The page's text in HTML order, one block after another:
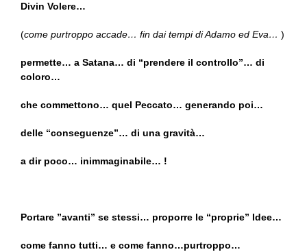
Divin Volere…
(come purtroppo accade… fin dai tempi di Adamo ed Eva… )
permette… a Satana… di “prendere il controllo”… di
coloro…
che commettono… quel Peccato… generando poi…
delle “conseguenze”… di una gravità…
a dir poco… inimmaginabile… !
Portare ”avanti” se stessi… proporre le “proprie” Idee…
come fanno tutti… e come fanno…purtroppo…